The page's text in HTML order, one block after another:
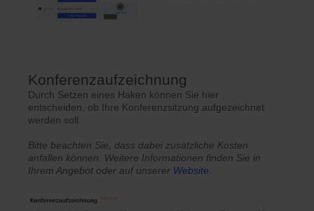
Konferenzaufzeichnung
Durch Setzen eines Haken können Sie hier
entscheiden, ob Ihre Konferenzsitzung aufgezeichnet
werden soll.
Bitte beachten Sie, dass dabei zusätzliche Kosten
anfallen können. Weitere Informationen finden Sie in
Ihrem Angebot oder auf unserer Website